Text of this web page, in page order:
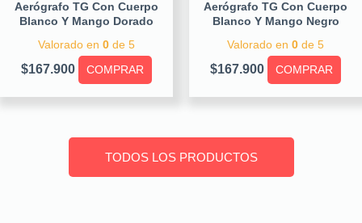
Aerógrafo TG Con Cuerpo
Blanco Y Mango Dorado
Valorado en 0 de 5
$167.900 COMPRAR
Aerógrafo TG Con Cuerpo
Blanco Y Mango Negro
Valorado en 0 de 5
$167.900 COMPRAR
TODOS LOS PRODUCTOS